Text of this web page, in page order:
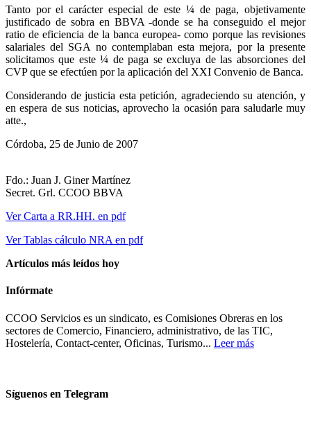
Tanto por el carácter especial de este ¼ de paga, objetivamente
justificado de sobra en BBVA -donde se ha conseguido el mejor
ratio de eficiencia de la banca europea- como porque las revisiones
salariales del SGA no contemplaban esta mejora, por la presente
solicitamos que este ¼ de paga se excluya de las absorciones del
CVP que se efectúen por la aplicación del XXI Convenio de Banca.
Considerando de justicia esta petición, agradeciendo su atención, y
en espera de sus noticias, aprovecho la ocasión para saludarle muy
atte.,
Córdoba, 25 de Junio de 2007
Fdo.: Juan J. Giner Martínez
Secret. Grl. CCOO BBVA
Ver Carta a RR.HH. en pdf
Ver Tablas cálculo NRA en pdf
Artículos más leídos hoy
Infórmate
CCOO Servicios es un sindicato, es Comisiones Obreras en los
sectores de Comercio, Financiero, administrativo, de las TIC,
Hostelería, Contact-center, Oficinas, Turismo... Leer más
Síguenos en Telegram